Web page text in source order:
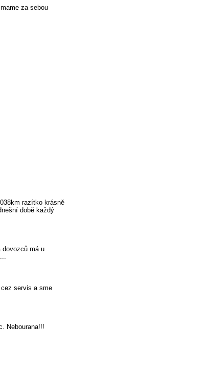
za sebou
razítko krásně
době každý
dovozců má u
servis a sme
Nebourana!!!